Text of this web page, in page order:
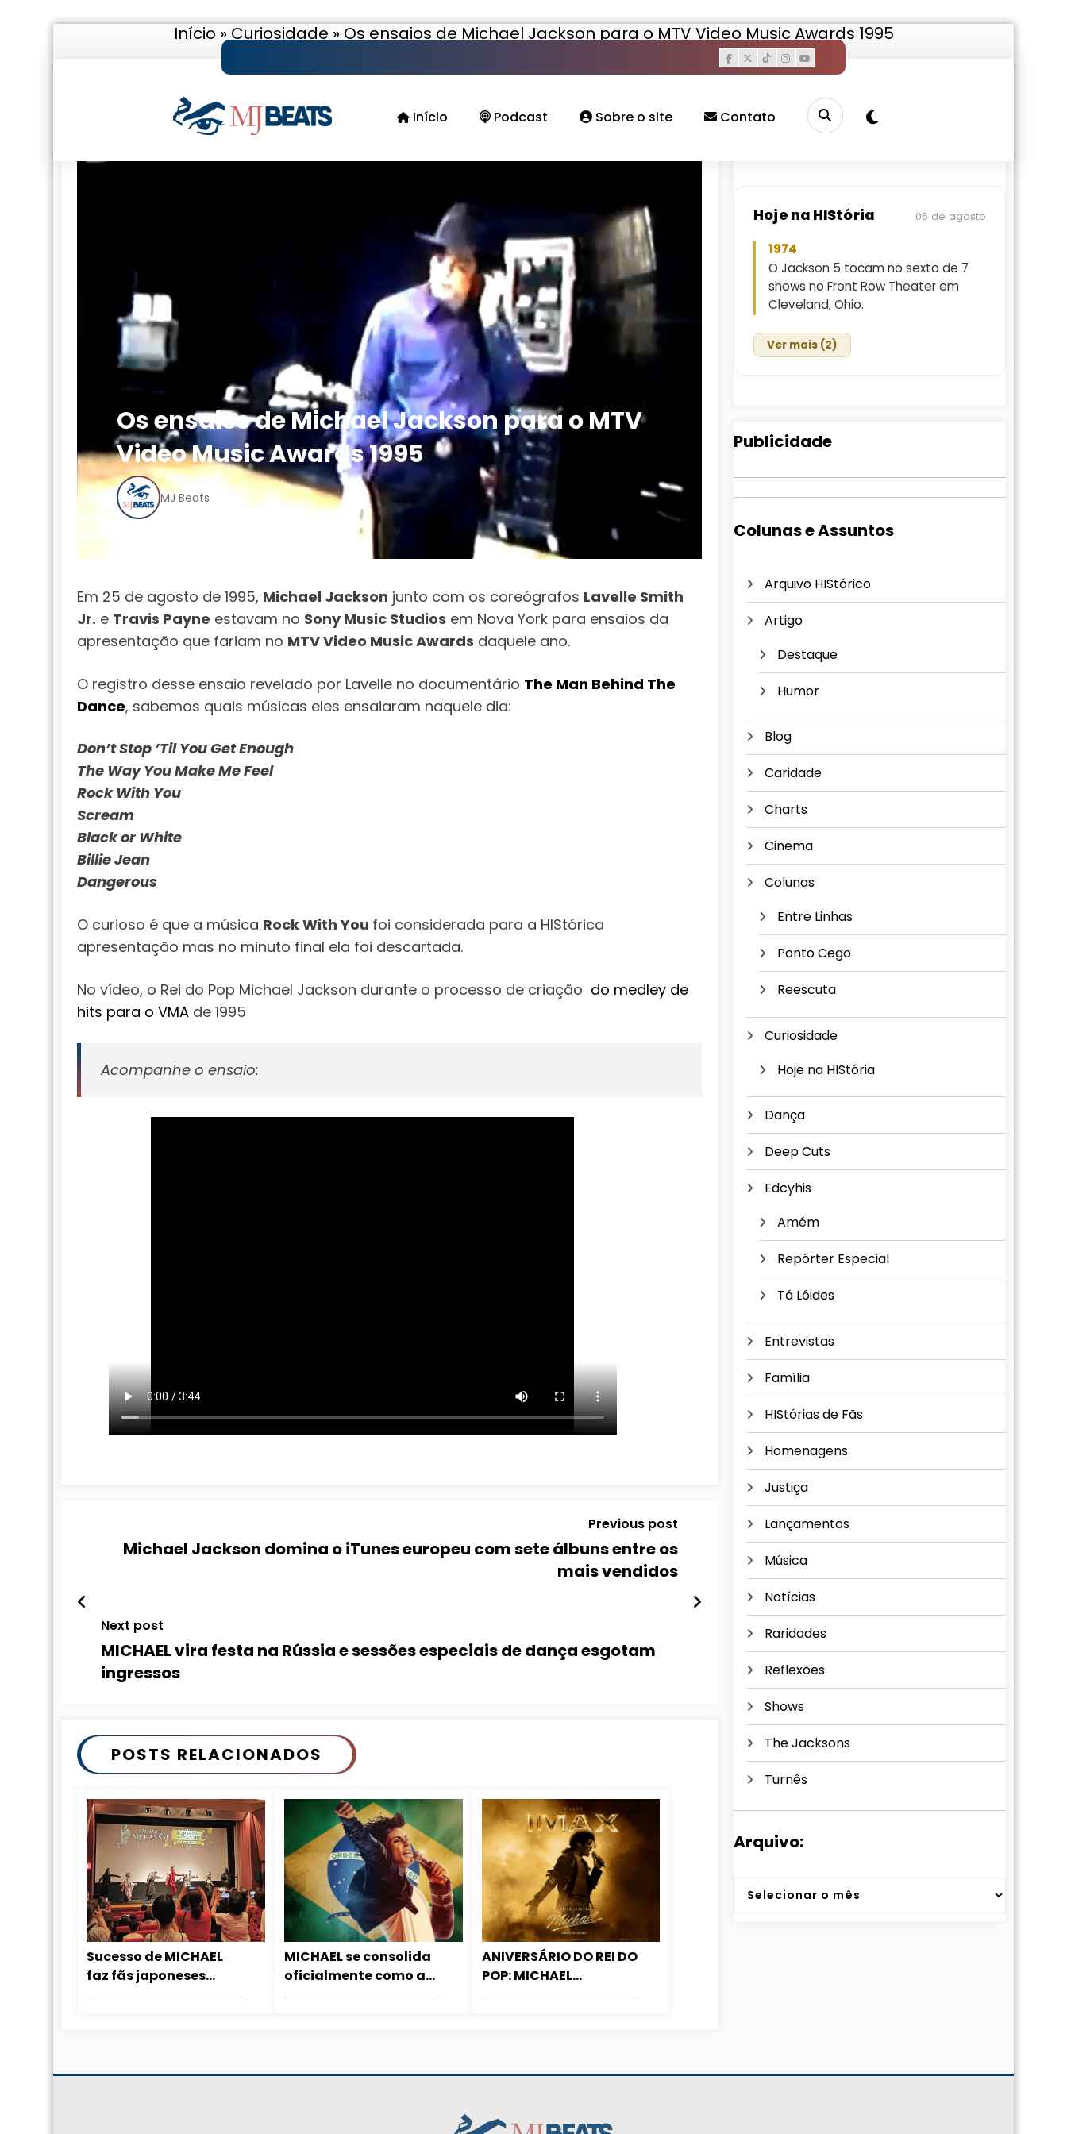
Início
Podcast Sobre o site Contato
Início » Curiosidade » Os ensaios de Michael Jackson para o MTV Video Music Awards 1995
Os ensaios de Michael Jackson para o MTV
Video Music Awards 1995
MJ Beats
Em 25 de agosto de 1995, Michael Jackson junto com os coreógrafos Lavelle Smith
Jr. e Travis Payne estavam no Sony Music Studios em Nova York para ensaios da
apresentação que fariam no MTV Video Music Awards daquele ano.
O registro desse ensaio revelado por Lavelle no documentário The Man Behind The
Dance, sabemos quais músicas eles ensaiaram naquele dia:
Don’t Stop ’Til You Get Enough
The Way You Make Me Feel
Rock With You
Scream
Black or White
Billie Jean
Dangerous
O curioso é que a música Rock With You foi considerada para a HIStórica
apresentação mas no minuto final ela foi descartada.
No vídeo, o Rei do Pop Michael Jackson durante o processo de criação do medley de
hits para o VMA de 1995
Acompanhe o ensaio:
Previous post
Michael Jackson domina o iTunes europeu com sete álbuns entre os
mais vendidos
Next post
MICHAEL vira festa na Rússia e sessões especiais de dança esgotam
ingressos
POSTS RELACIONADOS
Sucesso de MICHAEL
faz fãs japoneses
deixarem o karaokê
MICHAEL se consolida
oficialmente como a
12ª maior bilheteria da
ANIVERSÁRIO DO REI DO
POP: MICHAEL
retornará aos cinemas
Hoje na HIStória 06 de agosto
1974
O Jackson 5 tocam no sexto de 7
shows no Front Row Theater em
Cleveland, Ohio.
Ver mais (2)
Publicidade
Colunas e Assuntos
Arquivo HIStórico
Artigo
Destaque
Humor
Blog
Caridade
Charts
Cinema
Colunas
Entre Linhas
Ponto Cego
Reescuta
Curiosidade
Hoje na HIStória
Dança
Deep Cuts
Edcyhis
Amém
Repórter Especial
Tá Lóides
Entrevistas
Família
HIStórias de Fãs
Homenagens
Justiça
Lançamentos
Música
Notícias
Raridades
Reflexões
Shows
The Jacksons
Turnês
Arquivo:
Arquivos